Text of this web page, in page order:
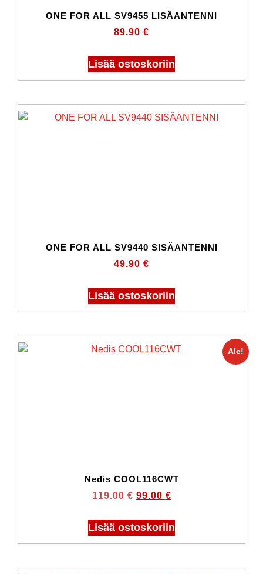
ONE FOR ALL SV9455 LISÄANTENNI
89.90 €
Lisää ostoskoriin
ONE FOR ALL SV9440 SISÄANTENNI
49.90 €
Lisää ostoskoriin
Ale!
Nedis COOL116CWT
119.00 € 99.00 €
Lisää ostoskoriin